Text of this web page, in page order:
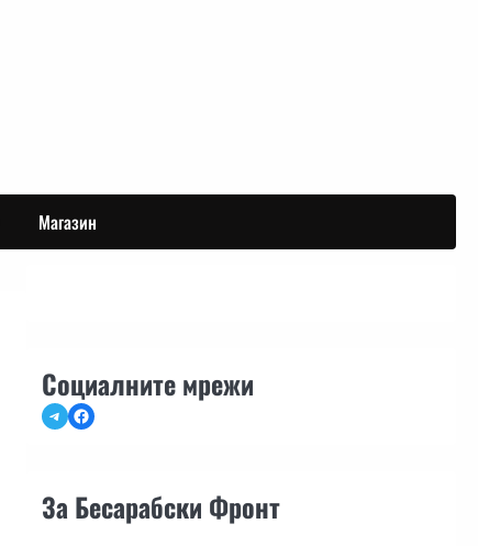
Магазин
Социалните мрежи
TelegramFacebook
За Бесарабски Фронт